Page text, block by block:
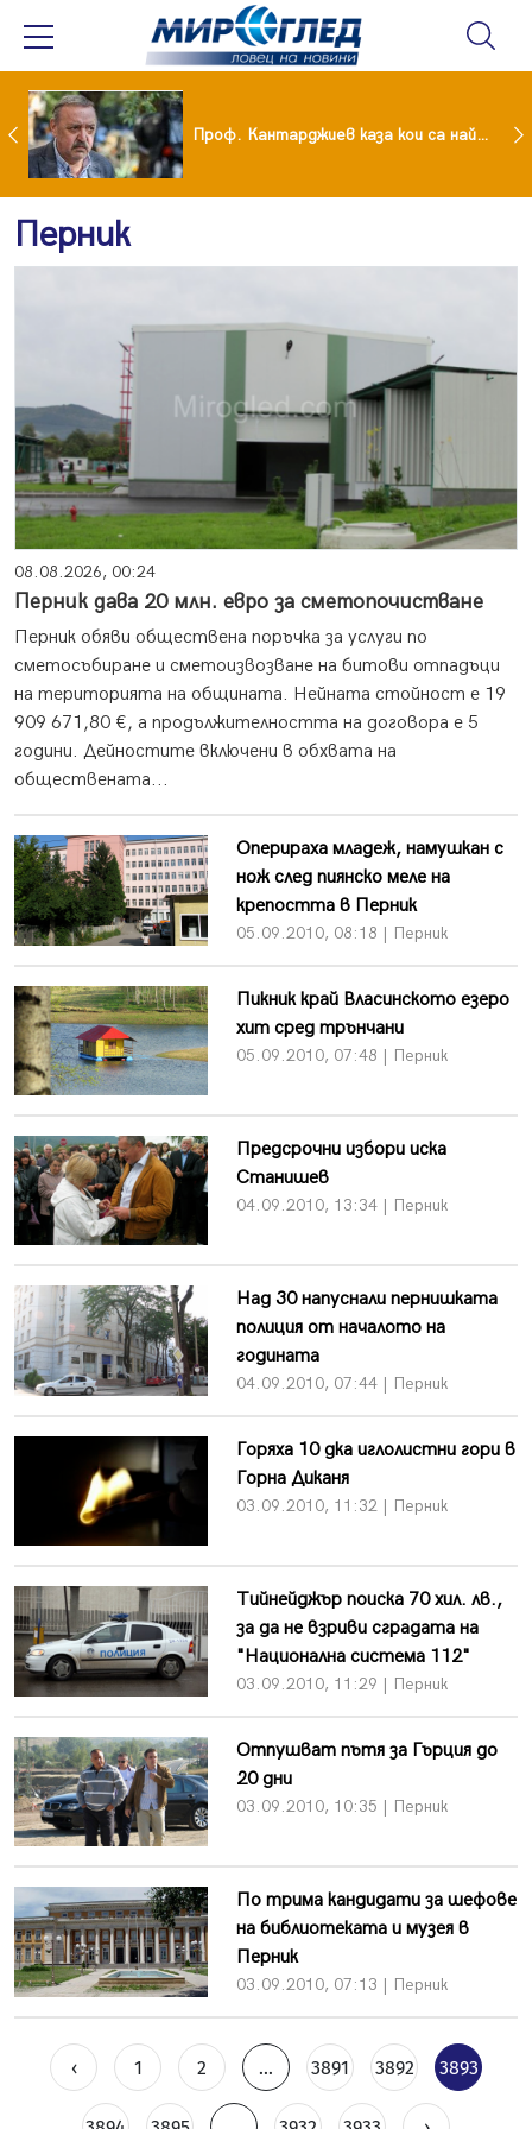
Учени: Земята се затопля с рекордни темпове Проф. Кантарджиев каза кои са най-застрашени от западно нилска треска
Перник
08.08.2026, 00:24
Перник дава 20 млн. евро за сметопочистване
Перник обяви обществена поръчка за услуги по
сметосъбиране и сметоизвозване на битови отпадъци
на територията на общината. Нейната стойност е 19
909 671,80 €, а продължителността на договора е 5
години. Дейностите включени в обхвата на
обществената...
Оперираха младеж, намушкан с
нож след пиянско меле на
крепостта в Перник
05.09.2010, 08:18 | Перник
Пикник край Власинското езеро
хит сред трънчани
05.09.2010, 07:48 | Перник
Предсрочни избори иска
Станишев
04.09.2010, 13:34 | Перник
Над 30 напуснали пернишката
полиция от началото на
годината
04.09.2010, 07:44 | Перник
Горяха 10 дка иглолистни гори в
Горна Диканя
03.09.2010, 11:32 | Перник
Тийнейджър поиска 70 хил. лв.,
за да не взриви сградата на
"Национална система 112"
03.09.2010, 11:29 | Перник
Отпушват пътя за Гърция до
20 дни
03.09.2010, 10:35 | Перник
По трима кандидати за шефове
на библиотеката и музея в
Перник
03.09.2010, 07:13 | Перник
‹ 1 2 ... 3891 3892 3893